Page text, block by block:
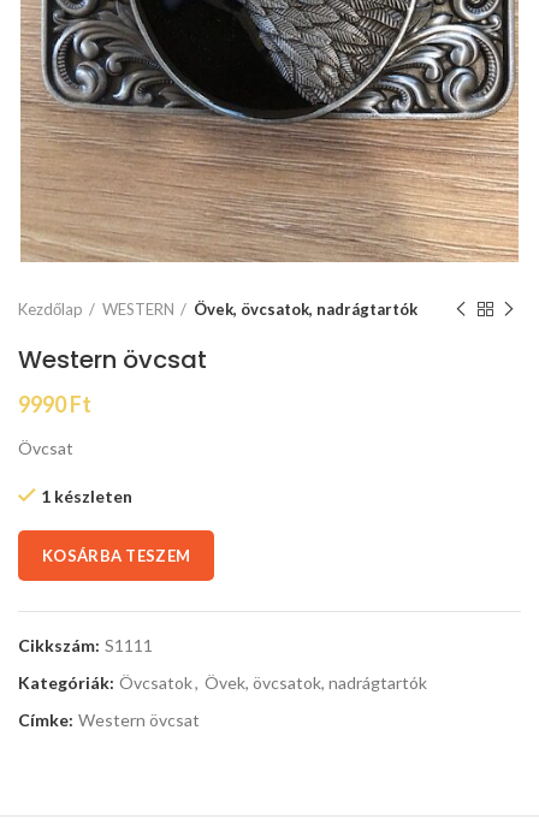
Kezdőlap WESTERN Övek, övcsatok, nadrágtartók
Western övcsat
9990Ft
Övcsat
1 készleten
KOSÁRBA TESZEM
Cikkszám: S1111
Kategóriák: Övcsatok, Övek, övcsatok, nadrágtartók
Címke: Western övcsat